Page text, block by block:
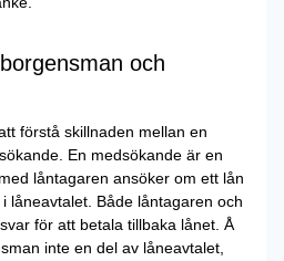
och
förstå skillnaden mellan en
En medsökande är en
låntagaren ansöker om ett lån
låneavtalet. Både låntagaren och
för att betala tillbaka lånet. Å
inte en del av låneavtalet,